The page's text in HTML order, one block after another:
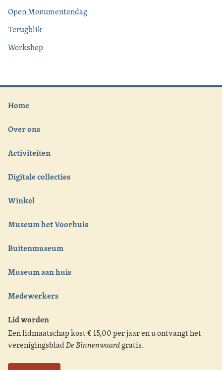
Open Monumentendag
Terugblik
Workshop
Home
Over ons
Activiteiten
Digitale collecties
Winkel
Museum het Voorhuis
Buitenmuseum
Museum aan huis
Medewerkers
Lid worden
Een lidmaatschap kost € 15,00 per jaar en u ontvangt het
verenigingsbladDe Binnenwaardgratis.